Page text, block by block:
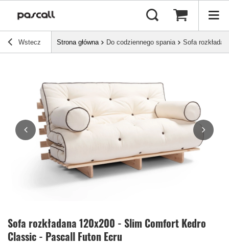
Wstecz Strona główna Do codziennego spania Sofa
Sofa rozkładana 120x200 - Slim Comfort Kedro
Classic - Pascall Futon Ecru